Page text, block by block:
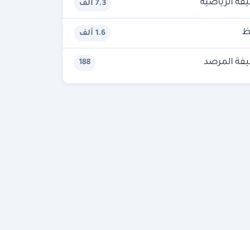
الرياضية 7.3 ألف
1.6 ألف
المرصد 188